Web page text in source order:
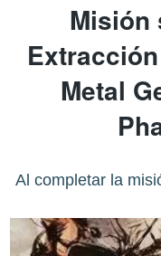
Misión
Metal
Al completar la